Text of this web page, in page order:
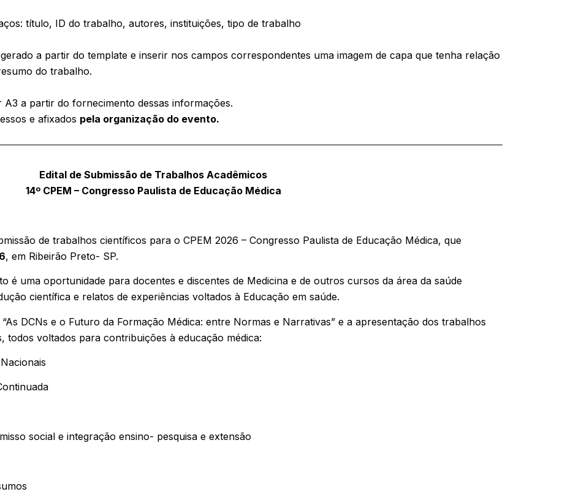
título, ID do trabalho, autores, instituições, tipo de trabalho
a partir do template e inserir nos campos correspondentes uma imagem de capa que tenha relação
do trabalho.
a partir do fornecimento dessas informações.
e afixados pela organização do evento.
Edital de Submissão de Trabalhos Acadêmicos
14º CPEM – Congresso Paulista de Educação Médica
de trabalhos científicos para o CPEM 2026 – Congresso Paulista de Educação Médica, que
, em Ribeirão Preto- SP.
é uma oportunidade para docentes e discentes de Medicina e de outros cursos da área da saúde
científica e relatos de experiências voltados à Educação em saúde.
DCNs e o Futuro da Formação Médica: entre Normas e Narrativas” e a apresentação dos trabalhos
todos voltados para contribuições à educação médica:
social e integração ensino- pesquisa e extensão